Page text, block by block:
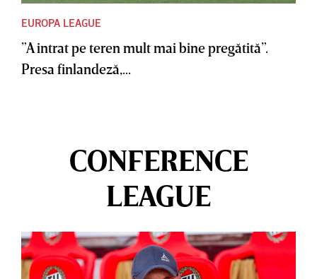
EUROPA LEAGUE
”A intrat pe teren mult mai bine pregătită”.
Presa finlandeză,...
CONFERENCE
LEAGUE